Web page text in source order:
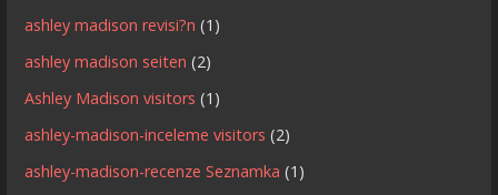
ashley madison revisi?n (1)
ashley madison seiten (2)
Ashley Madison visitors (1)
ashley-madison-inceleme visitors (2)
ashley-madison-recenze Seznamka (1)